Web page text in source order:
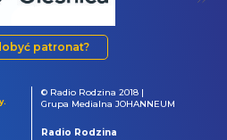
patronat?
© Radio Rodzina 2018 |
Grupa Medialna JOHANNEUM
Radio Rodzina